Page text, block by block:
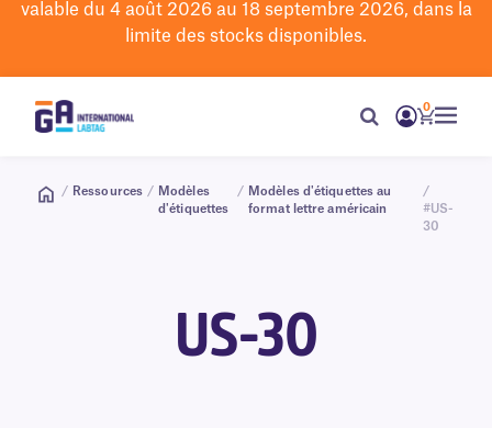
valable du 4 août 2026 au 18 septembre 2026, dans la
limite des stocks disponibles.
0
/ Ressources / Modèles
d'étiquettes
/ Modèles d'étiquettes au
format lettre américain
/
#US-
30
US-30